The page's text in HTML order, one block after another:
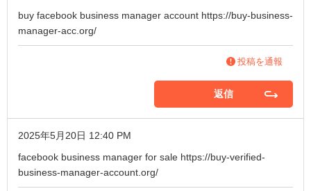
buy facebook business manager account https://buy-business-
manager-acc.org/
投稿を通報
返信
2025年5月20日 12:40 PM
facebook business manager for sale https://buy-verified-
business-manager-account.org/